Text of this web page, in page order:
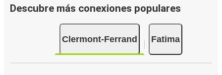
Descubre más conexiones populares
Clermont-Ferrand Fatima